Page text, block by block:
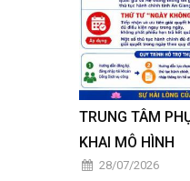
TRUNG TÂM
KHAI MÔ HÌNH
28/07/2026